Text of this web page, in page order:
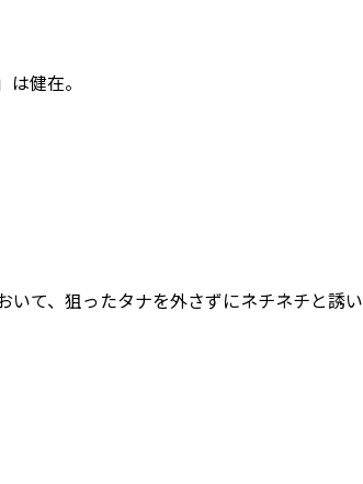
健在。
いて、狙ったタナを外さずにネチネチと誘い